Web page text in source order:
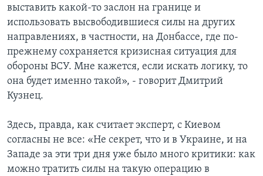
выставить какой-то заслон на границе и
использовать высвободившиеся силы на других
направлениях, в частности, на Донбассе, где по-
прежнему сохраняется кризисная ситуация для
обороны ВСУ. Мне кажется, если искать логику, то
она будет именно такой», - говорит Дмитрий
Кузнец.
Здесь, правда, как считает эксперт, с Киевом
согласны не все: «Не секрет, что и в Украине, и на
Западе за эти три дня уже было много критики: как
можно тратить силы на такую операцию в